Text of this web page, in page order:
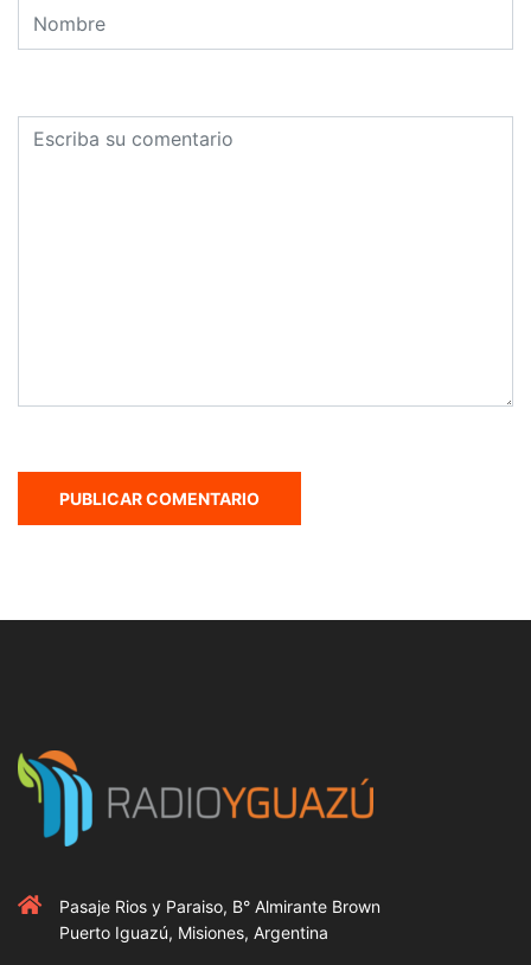
Pasaje Rios y Paraiso, B° Almirante Brown
Puerto Iguazú, Misiones, Argentina